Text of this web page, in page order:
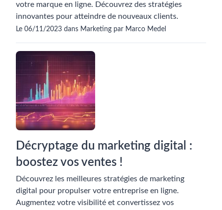
votre marque en ligne. Découvrez des stratégies
innovantes pour atteindre de nouveaux clients.
Le 06/11/2023 dans Marketing par Marco Medel
Décryptage du marketing digital :
boostez vos ventes !
Découvrez les meilleures stratégies de marketing
digital pour propulser votre entreprise en ligne.
Augmentez votre visibilité et convertissez vos